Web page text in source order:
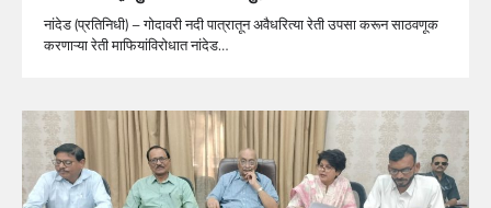
नांदेड (प्रतिनिधी) – गोदावरी नदी पात्रातून अवैधरित्या रेती उपसा करून साठवणूक
करणाऱ्या रेती माफियांविरोधात नांदेड…